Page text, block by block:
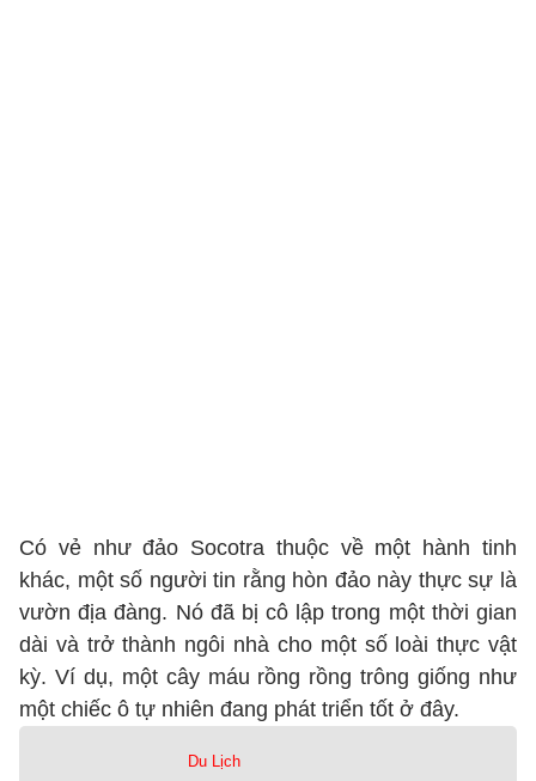
Có vẻ như đảo Socotra thuộc về một hành tinh
khác, một số người tin rằng hòn đảo này thực sự là
vườn địa đàng. Nó đã bị cô lập trong một thời gian
dài và trở thành ngôi nhà cho một số loài thực vật
kỳ. Ví dụ, một cây máu rồng rồng trông giống như
một chiếc ô tự nhiên đang phát triển tốt ở đây.
Du Lịch